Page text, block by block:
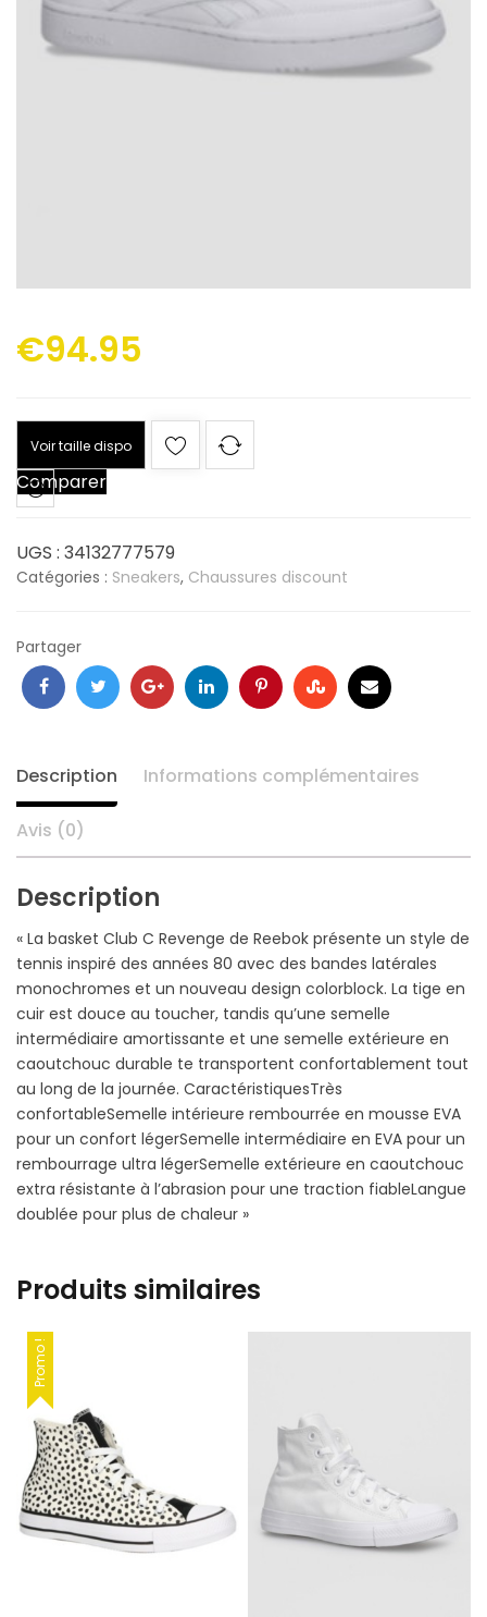
€94.95
Voir taille dispo
Comparer
UGS : 34132777579
Catégories : Sneakers, Chaussures discount
Partager
FacebookTwitter GoogleLinkedInPinterestStumbleupon
Email
Description Informations complémentaires
Avis (0)
Description
« La basket Club C Revenge de Reebok présente un style de
tennis inspiré des années 80 avec des bandes latérales
monochromes et un nouveau design colorblock. La tige en
cuir est douce au toucher, tandis qu’une semelle
intermédiaire amortissante et une semelle extérieure en
caoutchouc durable te transportent confortablement tout
au long de la journée. CaractéristiquesTrès
confortableSemelle intérieure rembourrée en mousse EVA
pour un confort légerSemelle intermédiaire en EVA pour un
rembourrage ultra légerSemelle extérieure en caoutchouc
extra résistante à l’abrasion pour une traction fiableLangue
doublée pour plus de chaleur »
Produits similaires
Promo !